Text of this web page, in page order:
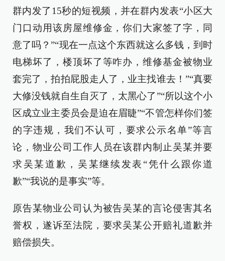
群内发了15秒的短视频，并在群内发表“小区大
门口动用该房屋维修金，你们大家签了字，同
意了吗？”“现在一点这个东西就这么多钱，到时
电梯坏了，楼顶坏了等咋办，维修基金被物业
套完了，拍拍屁股走人了，业主找谁去！”“真要
大修没钱就自生自灭了，太黑心了”“所以这个小
区成立业主委员会是迫在眉睫”“不管怎样你们签
的字违规，我们不认可，要求公示名单”等言
论，物业公司工作人员在该群内制止吴某并要
求吴某道歉，吴某继续发表“凭什么跟你道
歉”“我说的是事实”等。
原告某物业公司认为被告吴某的言论侵害其名
誉权，遂诉至法院，要求吴某公开赔礼道歉并
赔偿损失。